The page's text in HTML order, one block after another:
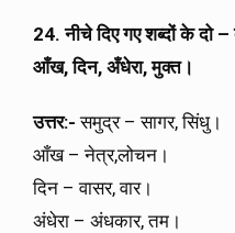
24. नीचे दिए गए शब्दों के दो –
आँख, दिन, अँधेरा, मुक्त।
उत्तर:-समुद्र – सागर, सिंधु।
आँख – नेत्र,लोचन।
दिन – वासर, वार।
अंधेरा – अंधकार, तम।